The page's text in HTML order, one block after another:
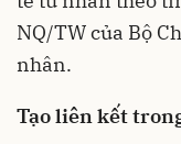
NQ/TW của Bộ
nhân.
Tạo liên kết